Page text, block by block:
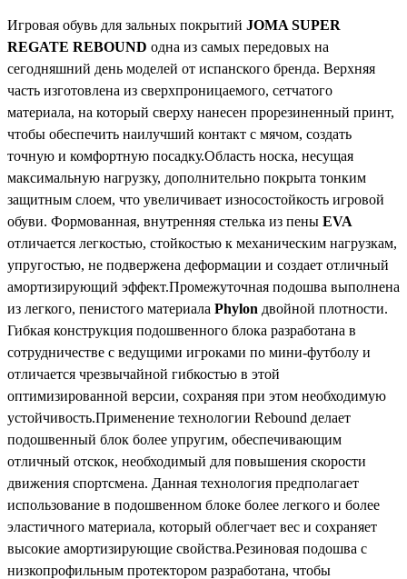
Игровая обувь для зальных покрытий JOMA SUPER
REGATE REBOUND одна из самых передовых на
сегодняшний день моделей от испанского бренда. Верхняя
часть изготовлена из сверхпроницаемого, сетчатого
материала, на который сверху нанесен прорезиненный принт,
чтобы обеспечить наилучший контакт с мячом, создать
точную и комфортную посадку.Область носка, несущая
максимальную нагрузку, дополнительно покрыта тонким
защитным слоем, что увеличивает износостойкость игровой
обуви. Формованная, внутренняя стелька из пены EVA
отличается легкостью, стойкостью к механическим нагрузкам,
упругостью, не подвержена деформации и создает отличный
амортизирующий эффект.Промежуточная подошва выполнена
из легкого, пенистого материала Phylon двойной плотности.
Гибкая конструкция подошвенного блока разработана в
сотрудничестве с ведущими игроками по мини-футболу и
отличается чрезвычайной гибкостью в этой
оптимизированной версии, сохраняя при этом необходимую
устойчивость.Применение технологии Rebound делает
подошвенный блок более упругим, обеспечивающим
отличный отскок, необходимый для повышения скорости
движения спортсмена. Данная технология предполагает
использование в подошвенном блоке более легкого и более
эластичного материала, который облегчает вес и сохраняет
высокие амортизирующие свойства.Резиновая подошва с
низкопрофильным протектором разработана, чтобы